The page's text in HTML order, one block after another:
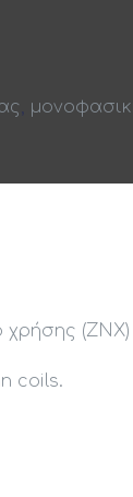
χρήσης
coils.